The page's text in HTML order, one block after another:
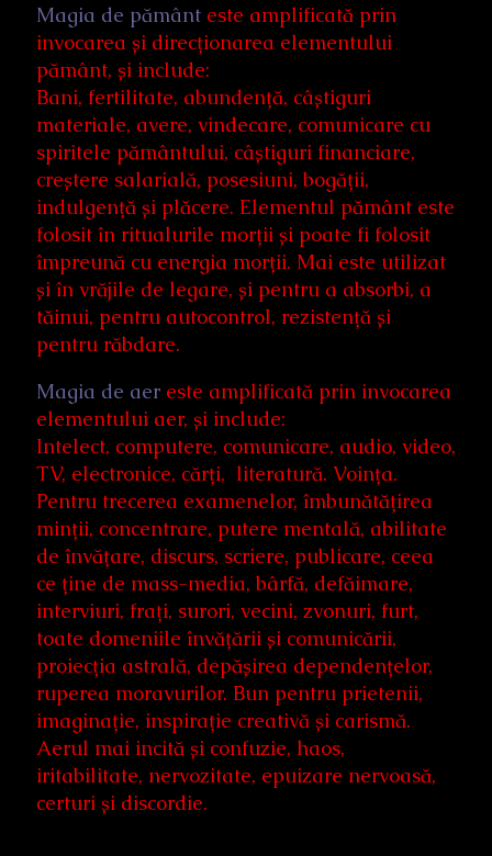
Magia de pământ este amplificată prin
invocarea și direcționarea elementului
pământ, și include:
Bani, fertilitate, abundență, câștiguri
materiale, avere, vindecare, comunicare cu
spiritele pământului, câștiguri financiare,
creștere salarială, posesiuni, bogății,
indulgență și plăcere. Elementul pământ este
folosit în ritualurile morții și poate fi folosit
împreună cu energia morții. Mai este utilizat
și în vrăjile de legare, și pentru a absorbi, a
tăinui, pentru autocontrol, rezistență și
pentru răbdare.
Magia de aer este amplificată prin invocarea
elementului aer, și include:
Intelect, computere, comunicare, audio, video,
TV, electronice, cărți, literatură. Voința.
Pentru trecerea examenelor, îmbunătățirea
minții, concentrare, putere mentală, abilitate
de învățare, discurs, scriere, publicare, ceea
ce ține de mass-media, bârfă, defăimare,
interviuri, frați, surori, vecini, zvonuri, furt,
toate domeniile învățării și comunicării,
proiecția astrală, depășirea dependențelor,
ruperea moravurilor. Bun pentru prietenii,
imaginație, inspirație creativă și carismă.
Aerul mai incită și confuzie, haos,
iritabilitate, nervozitate, epuizare nervoasă,
certuri și discordie.